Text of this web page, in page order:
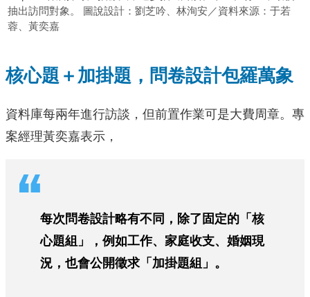
抽出訪問對象。 圖說設計：劉芝吟、林洵安／資料來源：于若
蓉、黃奕嘉
核心題＋加掛題，問卷設計包羅萬象
資料庫每兩年進行訪談，但前置作業可是大費周章。專
案經理黃奕嘉表示，
每次問卷設計略有不同，除了固定的「核
心題組」，例如工作、家庭收支、婚姻現
況，也會公開徵求「加掛題組」。